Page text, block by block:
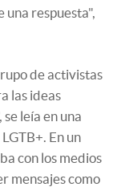
una respuesta",
de activistas
las ideas
leía en una
En un
con los medios
mensajes como